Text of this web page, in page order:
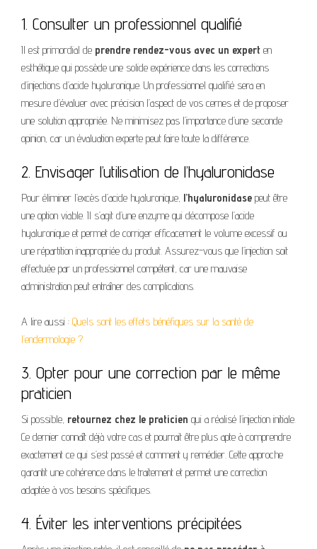
1. Consulter un professionnel qualifié
Il est primordial de prendre rendez-vous avec un expert en
esthétique qui possède une solide expérience dans les corrections
d’injections d’acide hyaluronique. Un professionnel qualifié sera en
mesure d’évaluer avec précision l’aspect de vos cernes et de proposer
une solution appropriée. Ne minimisez pas l’importance d’une seconde
opinion, car un évaluation experte peut faire toute la différence.
2. Envisager l’utilisation de l’hyaluronidase
Pour éliminer l’excès d’acide hyaluronique, l’hyaluronidase peut être
une option viable. Il s’agit d’une enzyme qui décompose l’acide
hyaluronique et permet de corriger efficacement le volume excessif ou
une répartition inappropriée du produit. Assurez-vous que l’injection soit
effectuée par un professionnel compétent, car une mauvaise
administration peut entraîner des complications.
A lire aussi : Quels sont les effets bénéfiques sur la santé de
l’endermologie ?
3. Opter pour une correction par le même
praticien
Si possible, retournez chez le praticien qui a réalisé l’injection initiale.
Ce dernier connaît déjà votre cas et pourrait être plus apte à comprendre
exactement ce qui s’est passé et comment y remédier. Cette approche
garantit une cohérence dans le traitement et permet une correction
adaptée à vos besoins spécifiques.
4. Éviter les interventions précipitées